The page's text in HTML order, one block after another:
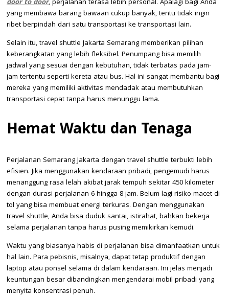
door to door, perjalanan terasa lebih personal. Apalagi bagi Anda
yang membawa barang bawaan cukup banyak, tentu tidak ingin
ribet berpindah dari satu transportasi ke transportasi lain.
Selain itu, travel shuttle Jakarta Semarang memberikan pilihan
keberangkatan yang lebih fleksibel. Penumpang bisa memilih
jadwal yang sesuai dengan kebutuhan, tidak terbatas pada jam-
jam tertentu seperti kereta atau bus. Hal ini sangat membantu bagi
mereka yang memiliki aktivitas mendadak atau membutuhkan
transportasi cepat tanpa harus menunggu lama.
Hemat Waktu dan Tenaga
Perjalanan Semarang Jakarta dengan travel shuttle terbukti lebih
efisien. Jika menggunakan kendaraan pribadi, pengemudi harus
menanggung rasa lelah akibat jarak tempuh sekitar 450 kilometer
dengan durasi perjalanan 6 hingga 8 jam. Belum lagi risiko macet di
tol yang bisa membuat energi terkuras. Dengan menggunakan
travel shuttle, Anda bisa duduk santai, istirahat, bahkan bekerja
selama perjalanan tanpa harus pusing memikirkan kemudi.
Waktu yang biasanya habis di perjalanan bisa dimanfaatkan untuk
hal lain. Para pebisnis, misalnya, dapat tetap produktif dengan
laptop atau ponsel selama di dalam kendaraan. Ini jelas menjadi
keuntungan besar dibandingkan mengendarai mobil pribadi yang
menyita konsentrasi penuh.